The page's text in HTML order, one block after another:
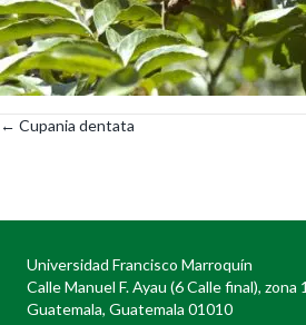
Posts
← Cupania dentata
Universidad Francisco Marroquín
Calle Manuel F. Ayau (6 Calle final), zona
Guatemala, Guatemala 01010